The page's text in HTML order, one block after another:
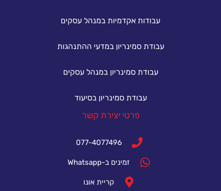
עבודות אקדמיות במנהל עסקים
עבודת סמינריון במדעי ההתנהגות
עבודת סמינריון במנהל עסקים
עבודת סמינריון בסיעוד
פרטי יצירת קשר
077-4077496
זמינים ב-Whatsapp
קריית אונו